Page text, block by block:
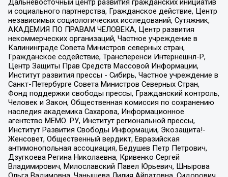
Дальневосточный центр развития гражданских инициатив
и социального партнерства, Гражданское действие, Центр
независимых социологических исследований, Сутяжник,
АКАДЕМИЯ ПО ПРАВАМ ЧЕЛОВЕКА, Центр развития
некоммерческих организаций, Частное учреждение в
Калининграде Совета Министров северных стран,
Гражданское содействие, Трансперенси Интернешнл-Р,
Центр Защиты Прав Средств Массовой Информации,
Институт развития прессы - Сибирь, Частное учреждение в
Санкт-Петербурге Совета Министров Северных Стран,
Фонд поддержки свободы прессы, Гражданский контроль,
Человек и Закон, Общественная комиссия по сохранению
наследия академика Сахарова, Информационное
агентство МЕМО. РУ, Институт региональной прессы,
Институт Развития Свободы Информации, Экозащита!-
Женсовет, Общественный вердикт, Евразийская
антимонопольная ассоциация, Бедушев Петр Петрович,
Дзугкоева Регина Николаевна, Кривенко Сергей
Владимирович, Милославский Павел Юрьевич, Шнырова